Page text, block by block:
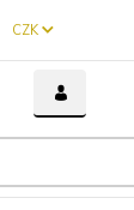
CZK